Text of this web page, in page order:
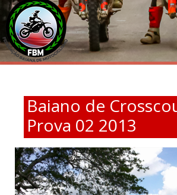
Baiano de
Prova 02 2013